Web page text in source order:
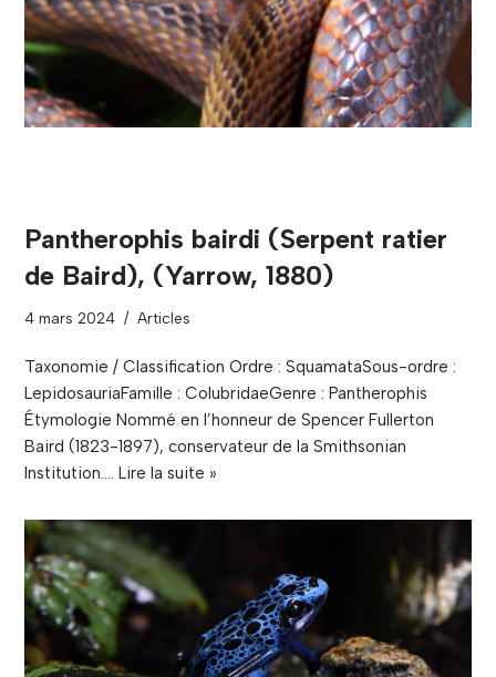
Pantherophis bairdi (Serpent ratier
de Baird), (Yarrow, 1880)
4 mars 2024 Articles
Taxonomie / Classification Ordre : SquamataSous-ordre :
LepidosauriaFamille : ColubridaeGenre : Pantherophis
Étymologie Nommé en l’honneur de Spencer Fullerton
Baird (1823-1897), conservateur de la Smithsonian
Institution.… Lire la suite »